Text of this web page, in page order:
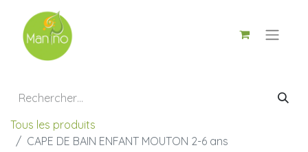
Tous les produits
CAPE DE BAIN ENFANT MOUTON 2-6 ans